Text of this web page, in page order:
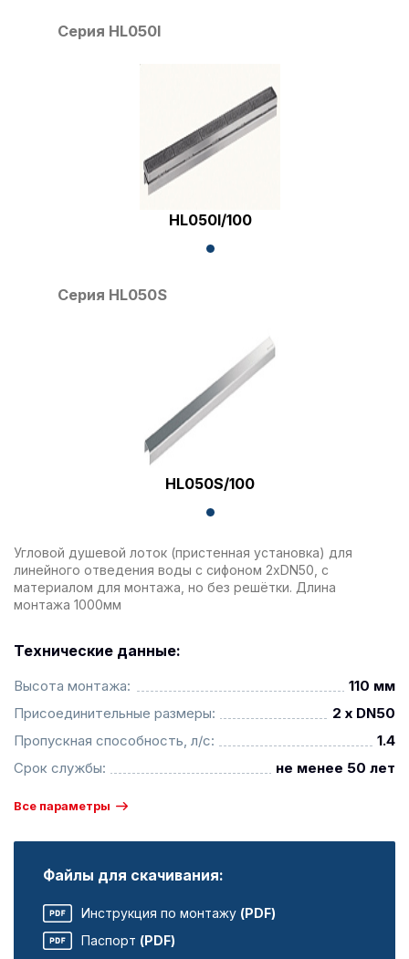
Серия HL050I
HL050I/100
Серия HL050S
HL050S/100
Угловой душевой лоток (пристенная установка) для
линейного отведения воды с сифоном 2xDN50, с
материалом для монтажа, но без решётки. Длина
монтажа 1000мм
Технические данные:
Высота монтажа:
110 мм
Присоединительные размеры:
2 x DN50
Пропускная способность, л/с:
1.4
Срок службы:
не менее 50 лет
Все параметры
Файлы для скачивания:
Инструкция по монтажу (PDF)
Паспорт (PDF)